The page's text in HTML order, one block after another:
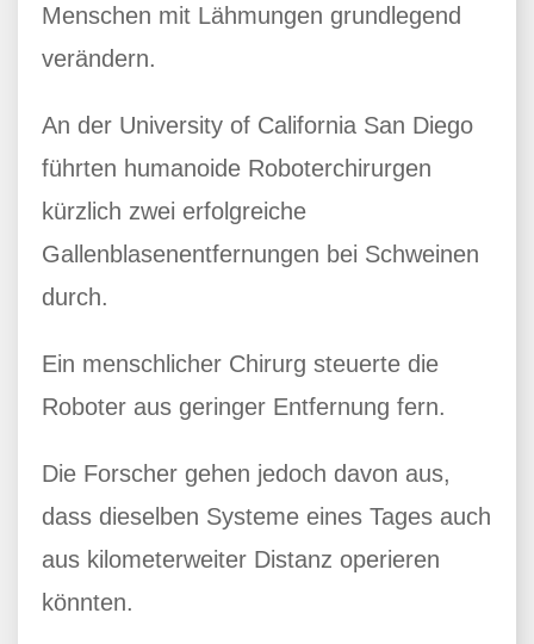
Menschen mit Lähmungen grundlegend
verändern.
An der University of California San Diego
führten humanoide Roboterchirurgen
kürzlich zwei erfolgreiche
Gallenblasenentfernungen bei Schweinen
durch.
Ein menschlicher Chirurg steuerte die
Roboter aus geringer Entfernung fern.
Die Forscher gehen jedoch davon aus,
dass dieselben Systeme eines Tages auch
aus kilometerweiter Distanz operieren
könnten.